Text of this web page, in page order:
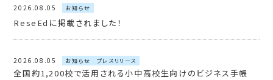
2026.08.05 お知らせ
ReseEdに掲載されました！
2026.08.05 お知らせ プレスリリース
全国約1,200校で活用される小中高校生向けのビジネス手帳